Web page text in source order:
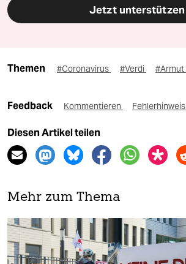
Jetzt unterstützen
Themen #Coronavirus #Verdi #Armut
Feedback Kommentieren Fehlerhinweis
Diesen Artikel teilen
Mehr zum Thema